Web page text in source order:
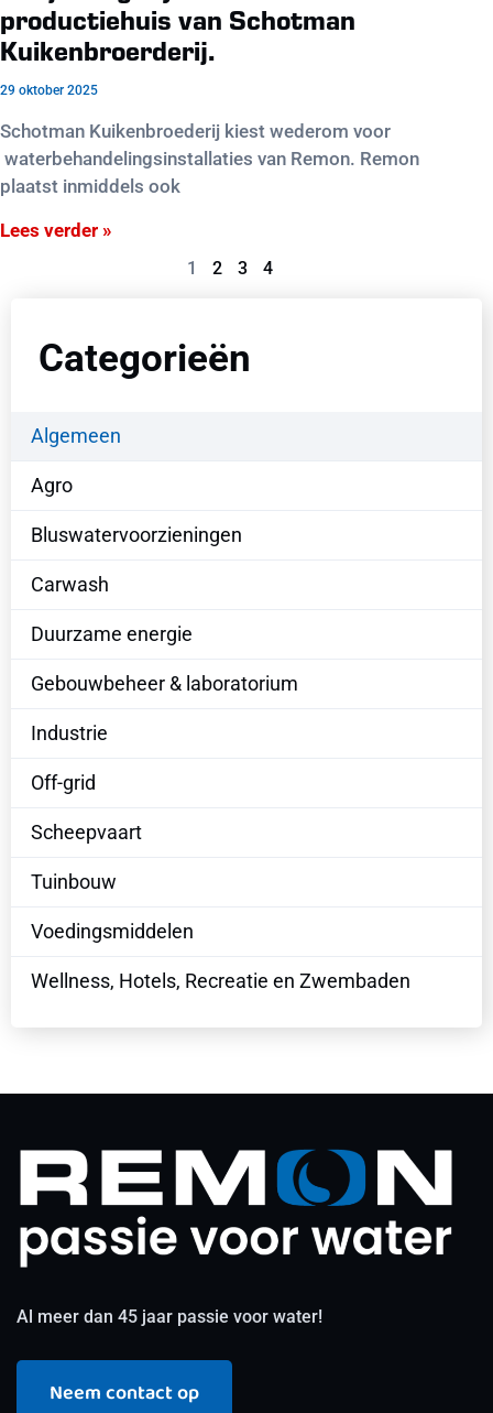
productiehuis van Schotman
Kuikenbroerderij.
29 oktober 2025
Schotman Kuikenbroederij kiest wederom voor
waterbehandelingsinstallaties van Remon. Remon
plaatst inmiddels ook
Lees verder »
1 2 3 4
Categorieën
Algemeen
Agro
Bluswatervoorzieningen
Carwash
Duurzame energie
Gebouwbeheer & laboratorium
Industrie
Off-grid
Scheepvaart
Tuinbouw
Voedingsmiddelen
Wellness, Hotels, Recreatie en Zwembaden
Al meer dan 45 jaar passie voor water!
Neem contact op